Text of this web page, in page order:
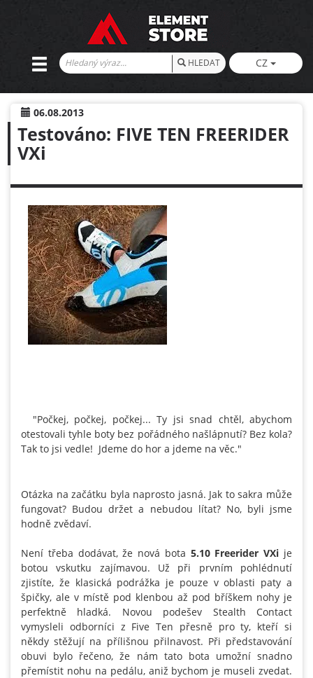
HLEDAT CZ
Testováno: FIVE TEN FREERIDER
VXi
06.08.2013
"Počkej, počkej, počkej... Ty jsi snad chtěl, abychom
otestovali tyhle boty bez pořádného našlápnutí? Bez kola?
Tak to jsi vedle! Jdeme do hor a jdeme na věc."
Otázka na začátku byla naprosto jasná. Jak to sakra může
fungovat? Budou držet a nebudou lítat? No, byli jsme
hodně zvědaví.
Není třeba dodávat, že nová bota 5.10 Freerider VXi je
botou vskutku zajímavou. Už při prvním pohlédnutí
zjistíte, že klasická podrážka je pouze v oblasti paty a
špičky, ale v místě pod klenbou až pod bříškem nohy je
perfektně hladká. Novou podešev Stealth Contact
vymysleli odborníci z Five Ten přesně pro ty, kteří si
někdy stěžují na přílišnou přilnavost. Při představování
obuvi bylo řečeno, že nám tato bota umožní snadno
přemístit nohu na pedálu, aniž bychom je museli zvedat.